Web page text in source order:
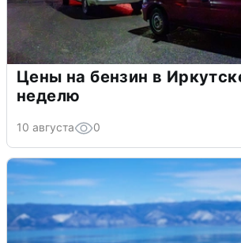
Цены на бензин в
неделю
10 августа 0